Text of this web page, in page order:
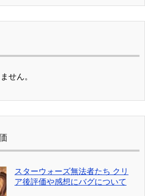
せん。
スターウォーズ無法者たち クリ
ア後評価や感想にバグについて